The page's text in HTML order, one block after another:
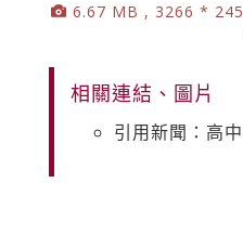
6.67 MB , 3266 *
相關連結、圖片
引用新聞：高